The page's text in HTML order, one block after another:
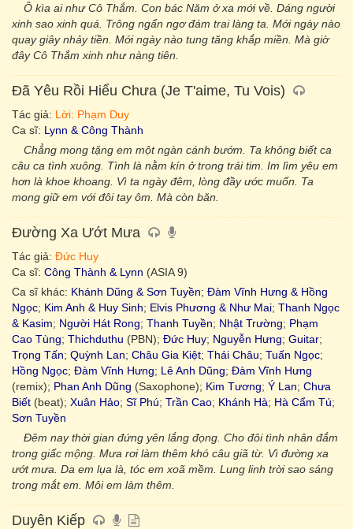
Ô kìa ai như Cô Thắm. Con bác Năm ở xa mới về. Dáng người
xinh sao xinh quá. Trông ngẩn ngơ đám trai làng ta. Mới ngày nào
quay giây nhảy tiền. Mới ngày nào tung tăng khắp miền. Mà giờ
đây Cô Thắm xinh như nàng tiên.
Đã Yêu Rồi Hiểu Chưa (Je T'aime, Tu Vois)
Tác giả: Lời: Phạm Duy
Ca sĩ: Lynn & Công Thành
Chẳng mong tặng em một ngàn cánh bướm. Ta không biết ca
câu ca tình xuông. Tình là nằm kín ở trong trái tim. Im lìm yêu em
hơn là khoe khoang. Vì ta ngày đêm, lòng đầy ước muốn. Ta
mong giữ em với đôi tay ôm. Mà còn băn.
Đường Xa Ướt Mưa
Tác giả: Đức Huy
Ca sĩ: Công Thành & Lynn (ASIA 9)
Ca sĩ khác: Khánh Dũng & Sơn Tuyền; Đàm Vĩnh Hưng & Hồng
Ngọc; Kim Anh & Huy Sinh; Elvis Phương & Như Mai; Thanh Ngọc
& Kasim; Người Hát Rong; Thanh Tuyền; Nhật Trường; Phạm
Cao Tùng; Thichduthu (PBN); Đức Huy; Nguyễn Hưng; Guitar;
Trọng Tấn; Quỳnh Lan; Châu Gia Kiệt; Thái Châu; Tuấn Ngọc;
Hồng Ngọc; Đàm Vĩnh Hưng; Lê Anh Dũng; Đàm Vĩnh Hưng
(remix); Phan Anh Dũng (Saxophone); Kim Tương; Ý Lan; Chưa
Biết (beat); Xuân Hảo; Sĩ Phú; Trần Cao; Khánh Hà; Hà Cẩm Tú;
Sơn Tuyền
Đêm nay thời gian đứng yên lắng đọng. Cho đôi tình nhân đắm
trong giấc mộng. Mưa rơi làm thêm khó câu giã từ. Vì đường xa
ướt mưa. Da em lụa là, tóc em xoã mềm. Lung linh trời sao sáng
trong mắt em. Môi em làm thêm.
Duyên Kiếp